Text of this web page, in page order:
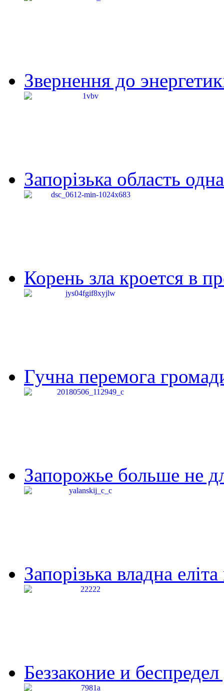
Звернення до
Запорізька область
Корень зла кроется в
Гучна перемога
Запорожье больше не
Запорізька владна
Беззаконие и